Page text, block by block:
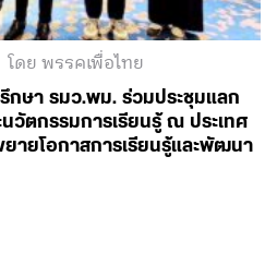
โดย พรรคเพื่อไทย
กษา รมว.พม. ร่วมประชุมแลก
วัตกรรมการเรียนรู้ ณ ประเทศ
ยายโอกาสการเรียนรู้และพัฒนา